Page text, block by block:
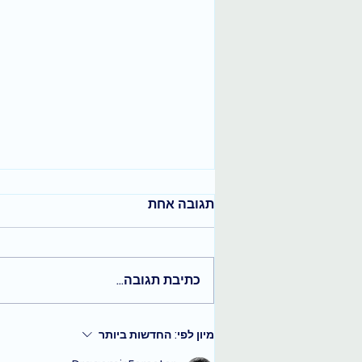
בחירה חופשית והקשבה לקצב
תגובה אחת
כתיבת תגובה...
מיון לפי: החדשות ביותר